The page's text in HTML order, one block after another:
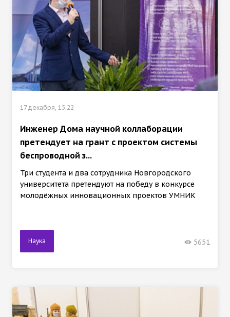
17 декабря, 15:22
Инженер Дома научной коллаборации
претендует на грант с проектом системы
беспроводной з...
Три студента и два сотрудника Новгородского
университета претендуют на победу в конкурсе
молодёжных инновационных проектов УМНИК
Наука 5651